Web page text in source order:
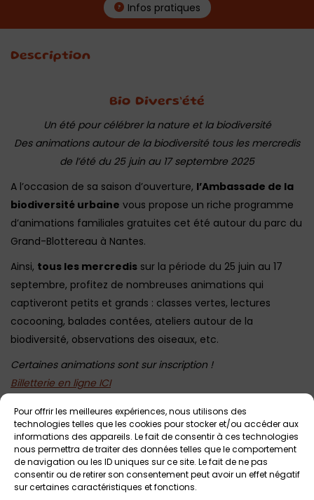
Pour offrir les meilleures expériences, nous utilisons des
technologies telles que les cookies pour stocker et/ou accéder aux
informations des appareils. Le fait de consentir à ces technologies
nous permettra de traiter des données telles que le comportement
de navigation ou les ID uniques sur ce site. Le fait de ne pas
consentir ou de retirer son consentement peut avoir un effet négatif
sur certaines caractéristiques et fonctions.
Infos pratiques
Description
Bio Divers’été
Un été pour célébrer la nature et la biodiversité
Des animations autour de la biodiversité tous les mercredis
de l’été du 25 juin au 17 septembre 2025
A l’occasion de sa saison d’ouverture, l’Ambassade de la
biodiversité urbaine vous propose un riche programme
d’animations familiales gratuites cet été autour du parc du
Grand-Blottereau à Nantes.
Ainsi, tous les mercredis sur la période du 25 juin au 17
septembre, profitez de nombreuses animations qui
captiveront petits et grands : classes vertes, lectures
cocooning, balades contées, ateliers autour de la
biodiversité, observations des oiseaux, etc.
Certaines animations sont sur inscription !
Billetterie en ligne ICI
Par ailleurs, vous aurez le plaisir de découvrir la fresque des
êtres vivants réalisée par l’artiste David Bartex, à l’Orangerie
du Parc du Grand Blottereau (jusqu’au 21 septembre), ou
encore de vous balader sur la promenade des
ambassadeurs, sans oublier les temps forts à venir les 6 et